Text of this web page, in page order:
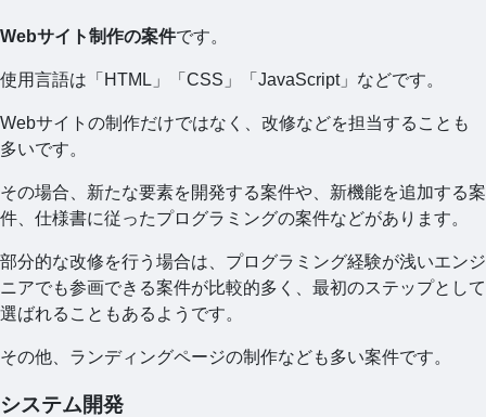
Webサイト制作の案件です。
使用言語は「HTML」「CSS」「JavaScript」などです。
Webサイトの制作だけではなく、改修などを担当することも
多いです。
その場合、新たな要素を開発する案件や、新機能を追加する案
件、仕様書に従ったプログラミングの案件などがあります。
部分的な改修を行う場合は、プログラミング経験が浅いエンジ
ニアでも参画できる案件が比較的多く、最初のステップとして
選ばれることもあるようです。
その他、ランディングページの制作なども多い案件です。
システム開発